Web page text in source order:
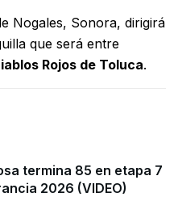
Nogales, Sonora, dirigirá
que será entre
Rojos de Toluca.
termina 85 en etapa 7
2026 (VIDEO)